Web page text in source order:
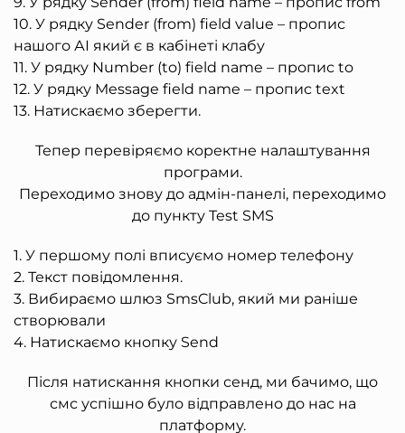
10. У рядку Sender (from) field value – пропис
нашого АІ який є в кабінеті клабу
11. У рядку Number (to) field name – пропис to
12. У рядку Message field name – пропис text
13. Натискаємо зберегти.
Тепер перевіряємо коректне налаштування
програми.
Переходимо знову до адмін-панелі, переходимо
до пункту Test SMS
1. У першому полі вписуємо номер телефону
2. Текст повідомлення.
3. Вибираємо шлюз SmsClub, який ми раніше
створювали
4. Натискаємо кнопку Send
Після натискання кнопки сенд, ми бачимо, що
смс успішно було відправлено до нас на
платформу.